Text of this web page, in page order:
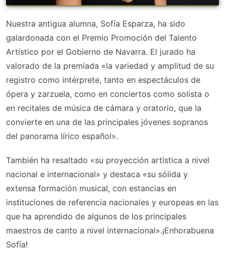
Nuestra antigua alumna, Sofía Esparza, ha sido
galardonada con el Premio Promoción del Talento
Artístico por el Gobierno de Navarra. El jurado ha
valorado de la premiada «la variedad y amplitud de su
registro como intérprete, tanto en espectáculos de
ópera y zarzuela, como en conciertos como solista o
en recitales de música de cámara y oratorio, que la
convierte en una de las principales jóvenes sopranos
del panorama lírico español».
También ha resaltado «su proyección artística a nivel
nacional e internacional» y destaca «su sólida y
extensa formación musical, con estancias en
instituciones de referencia nacionales y europeas en las
que ha aprendido de algunos de los principales
maestros de canto a nivel internacional».¡Enhorabuena
Sofía!